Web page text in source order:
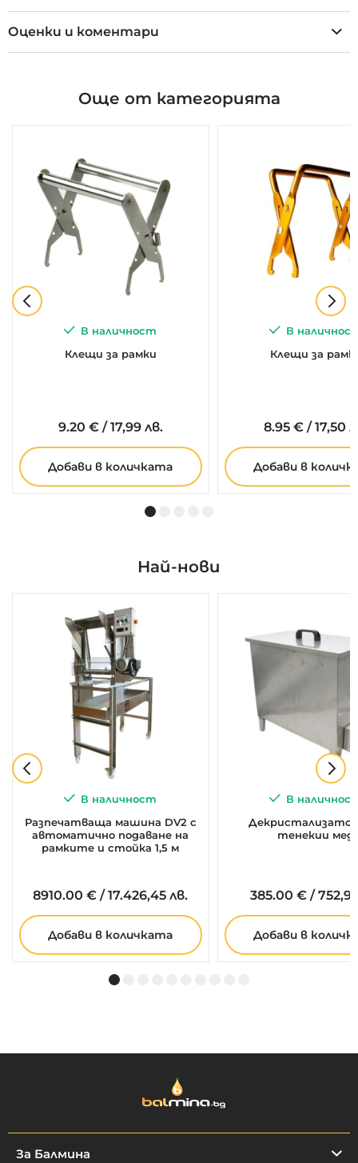
Оценки и коментари
Още от категорията
В наличност
Клещи за рамки
9.20 €/17,99 лв.
Добави в количката
В
Клещи за
8.95 € /17,50
Добави в
Най-нови
В наличност
Разпечатваща машина DV2 с
автоматично подаване на
рамките и стойка 1,5 м
8910.00 € /17.426,45 лв.
Добави в количката
В
Декристализатор
тенекии мед
385.00 € /
Добави в
За Балмина